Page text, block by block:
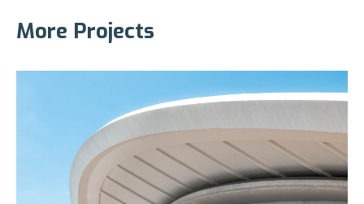
More Projects